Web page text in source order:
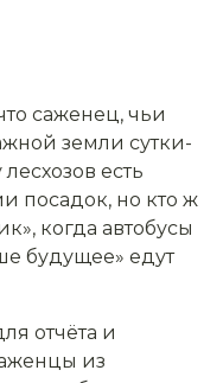
саженец, чьи
земли сутки-
есть
посадок, но кто ж
когда автобусы
будущее» едут
отчёта и
из